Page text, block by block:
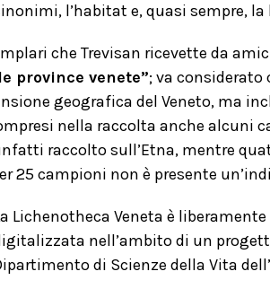
l’habitat e, quasi sempre, la
che Trevisan ricevette da
province venete”; va considerato
geografica del Veneto, ma
nella raccolta anche alcuni
raccolto sull’Etna, mentre
25 campioni non è presente
Lichenotheca Veneta è liberamente
nell’ambito di un
di Scienze della Vita